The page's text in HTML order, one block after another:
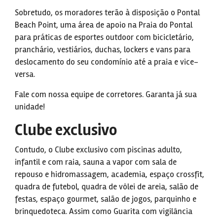
Sobretudo, os moradores terão à disposição o Pontal
Beach Point, uma área de apoio na Praia do Pontal
para práticas de esportes outdoor com bicicletário,
pranchário, vestiários, duchas, lockers e vans para
deslocamento do seu condomínio até a praia e vice-
versa.
Fale com nossa equipe de corretores. Garanta já sua
unidade!
Clube exclusivo
Contudo, o Clube exclusivo com piscinas adulto,
infantil e com raia, sauna a vapor com sala de
repouso e hidromassagem, academia, espaço crossfit,
quadra de futebol, quadra de vôlei de areia, salão de
festas, espaço gourmet, salão de jogos, parquinho e
brinquedoteca. Assim como Guarita com vigilância